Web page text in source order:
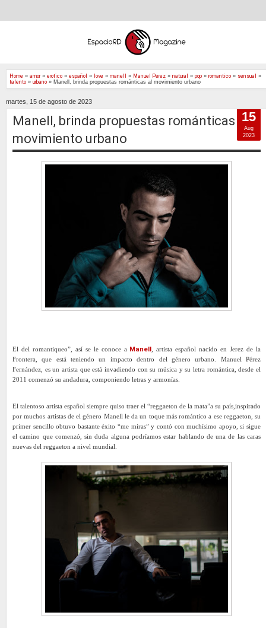
Home » amor» erotico » español » love » manell » Manuel Perez » natural » pop » romantico » sensual
»
talento » urbano » Manell, brinda propuestas románticas al movimiento urbano
martes, 15 de agosto de 2023
Manell, brinda propuestas románticas al
movimiento urbano
El del romantiqueo”, así se le conoce a Manell , artista español nacido en Jerez de la
Frontera, que está teniendo un impacto dentro del género urbano. Manuel Pérez
Fernández, es un artista que está invadiendo con su música y su letra romántica, desde el
2011 comenzó su andadura, componiendo letras y armonías.
El talentoso artista español siempre quiso traer el “reggaeton de la mata”a su país,inspirado
por muchos artistas de el género Manell le da un toque más romántico a ese reggaeton, su
primer sencillo obtuvo bastante éxito “me miras” y contó con muchísimo apoyo, si sigue
el camino que comenzó, sin duda alguna podríamos estar hablando de una de las caras
nuevas del reggaeton a nivel mundial.
15
Aug
2023